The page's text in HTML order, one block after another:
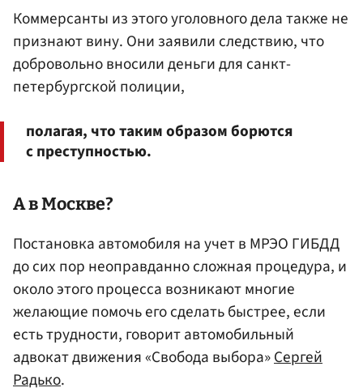
Коммерсанты из этого уголовного дела также не
признают вину. Они заявили следствию, что
добровольно вносили деньги для санкт-
петербургской полиции,
полагая, что таким образом борются
с преступностью.
А вМоскве?
Постановка автомобиля на учет в МРЭО ГИБДД
до сих пор неоправданно сложная процедура, и
около этого процесса возникают многие
желающие помочь его сделать быстрее, если
есть трудности, говорит автомобильный
адвокат движения «Свобода выбора»Сергей
Радько.